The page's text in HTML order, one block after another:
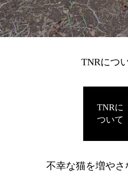
TNRにつ
TNRに
ついて
不幸な猫を増やさ